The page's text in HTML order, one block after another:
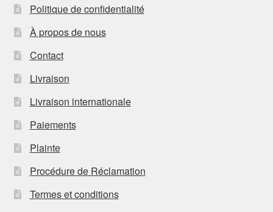
Politique de confidentialité
À propos de nous
Contact
Livraison
Livraison internationale
Paiements
Plainte
Procédure de Réclamation
Termes et conditions